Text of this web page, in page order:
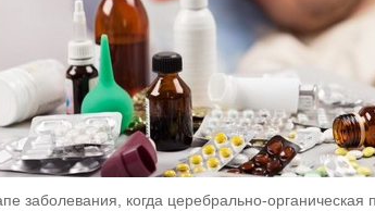
заболевания, когда церебрально-